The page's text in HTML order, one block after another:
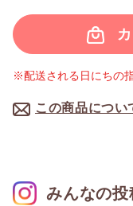
この商品につい
※配送される日にちの
みんなの投